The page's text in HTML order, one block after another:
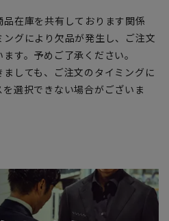
在庫を共有しております関係
ングにより欠品が発生し、ご注文
す。予めご了承ください。
しても、ご注文のタイミングに
選択できない場合がございま